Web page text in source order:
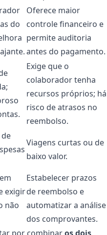
do
Oferece maior
controle financeiro e
permite auditoria
antes do pagamento.
Exige que o
colaborador tenha
recursos próprios; há
risco de atrasos no
reembolso.
Viagens curtas ou de
baixo valor.
exigir
não
Estabelecer prazos
de reembolso e
automatizar a análise
dos comprovantes.